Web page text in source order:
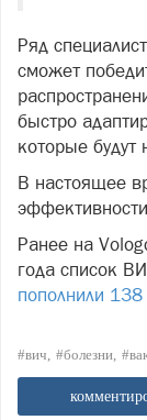
Ряд
сможет
быстро
которые
В настоящее
Ранее на
года список
пополнили 138
#вич #болезни